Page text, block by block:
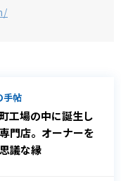
手帖
工場の中に誕生し
門店。オーナーを
議な縁